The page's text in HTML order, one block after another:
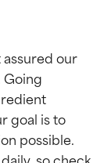
our
Going
goal is to
possible.
so check